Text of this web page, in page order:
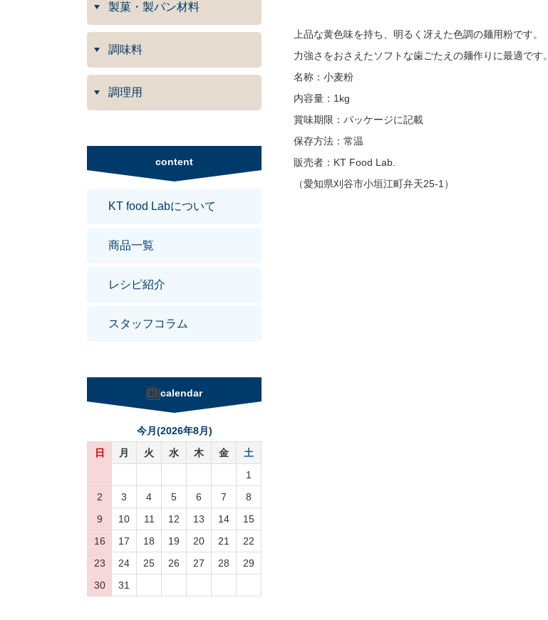
上品な黄色味を持ち、明るく冴えた色調の麺用粉です。
力強さをおさえたソフトな歯ごたえの麺作りに最適です。
名称：小麦粉
内容量：1kg
賞味期限：パッケージに記載
保存方法：常温
販売者：KT Food Lab.
（愛知県刈谷市小垣江町弁天25-1）
製菓・製パン材料
調味料
調理用
content
KT food Labについて
商品一覧
レシピ紹介
スタッフコラム
calendar
今月(2026年8月)
日
月 火 水 木 金
土
1
2
3 4 5 6 7
8
9
10 11 12 13 14
15
16
17 18 19 20 21
22
23
24 25 26 27 28
29
30
31